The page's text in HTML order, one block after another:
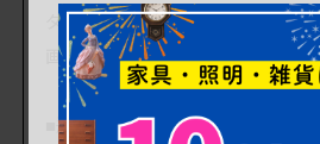
ダメージなく状態良好です。
画像を参考にお願いいたします。
■瓶のサイズ(画像2枚目・左) 口